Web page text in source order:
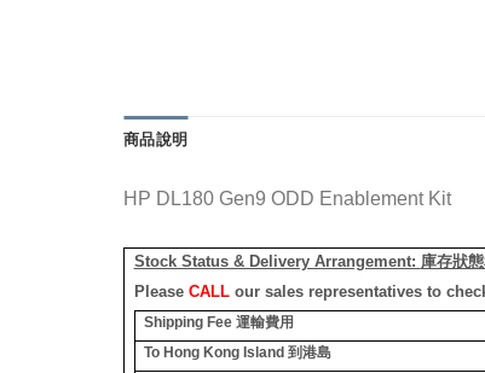
商品說明
HP DL180 Gen9 ODD Enablement Kit
Stock Status & Delivery Arrangement: 庫存狀
Please CALLour sales representatives to
Shipping Fee 運輸費用
To Hong Kong Island 到港島